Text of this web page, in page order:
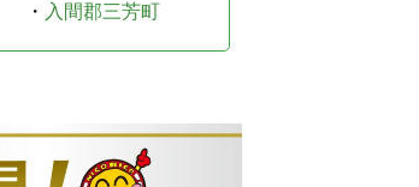
・ 入間郡三芳町